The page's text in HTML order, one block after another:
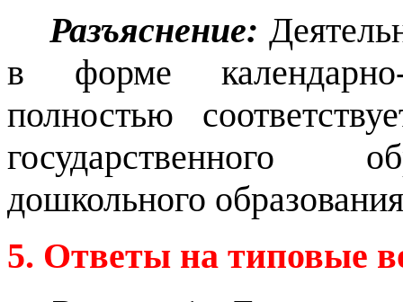
Разъяснение:
в форме
полностью
государственного
дошкольного
5. Ответы на типовые